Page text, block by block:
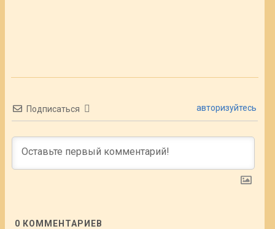
Подписаться авторизуйтесь
0 КОММЕНТАРИЕВ